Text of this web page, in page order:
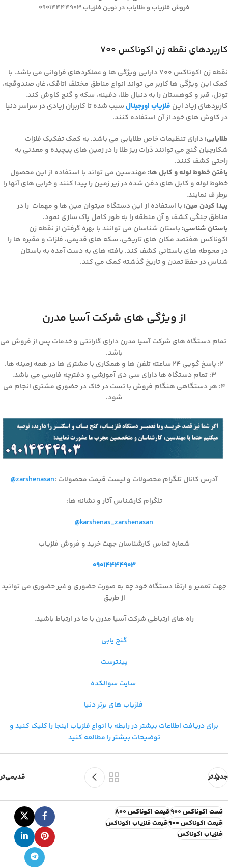
فروش فلزیاب و طلایاب در نوین فلزیاب 09014444903
کاربردهای نقطه زن اکوناکس 700
نقطه زن اکوناکس 700 دارایی ویژگی ها و عملکردهای فراوانی می باشد. با
کمک این ویژگی ها کاربر می تواند انواع مناطق مختلف اتاقک، غار، صندوقچه،
تونل، قبر و کوهستان را به دنبال طلا، دفینه، سکه و گنج کاوش کند.
کاربردهای زیاد این فلزیاب اورجینالسبب شده تا کاربران زیادی در سراسر دنیا
در کاوش های خود از آن استفاده کنند.
طلایابی: دارای تنظیمات خاص طلایابی می باشد. به کمک تفکیک فلزات
شکارچیان گنج می توانند ذرات ریز طلا را در زمین های پیچیده و معدنی به
راحتی کشف کنند.
یافتن خطوط لوله و کابل ها: مهندسین می تواند با استفاده از این محصول
خطوط لوله و کابل های دفن شده در زیر زمین را پیدا کنند و خرابی های آنها را
برطر ف نمایند.
پیدا کردن مین: با استفاده از این دستگاه میتوان مین ها و مهمات را در
مناطق جنگی کشف و آن منطقه را به طور کامل پاک سازی نمود.
باستان شناسی: باستان شناسان می توانند با بهره گرفتن از نقطه زن
اکوناکس هفتصد مکان های تاریخی، سکه های قدیمی، فلزات و مقبره ها را
در محوطه های باستانی کشف کند. یافته های به دست آمده به باستان
شناس در حفظ تمدن و تاریخ گذشته کمک می کند.
از ویژگی های شرکت آسیا مدرن
تمام دستگاه های شرکت آسیا مدرن دارای گارانتی و خدمات پس از فروش می
باشد.
۲: پاسخ گویی ۲۴ ساعته تلفن ها و همکاری با مشتری ها در همه زمینه ها.
۳: تمام دستگاه ها دارای سی دی آموزشی و دفترچه فارسی می باشد.
۴: هر دستگاهی هنگام فروش با تست در خاک در حضوری مشتری انجام می
شود.
آدرس کانال تلگرام محصولات و لیست قیمت محصولات :
@zarshenasan
تلگرام کارشناس آثار و نشانه ها:
@karshenas_zarshenasan
شماره تماس کارشناسان جهت خرید و فروش فلزیاب
۰۹۰۱۴۴۴۴۹۰۳
جهت تعمیر و ارتقا دستگاه خود چه به صورت حضوری و غیر حضوری می توانید
از طریق
راه های ارتباطی شرکت آسیا مدرن با ما در ارتباط باشید.
گنج یابی
پینترست
سایت سوالکده
فلزیاب های برتر دنیا
برای دریافت اطلاعات بیشتر در رابطه با انواع فلزیاب اینجا را کلیک کنید و
توضیحات بیشتر را مطالعه کنید
جدیدتر قدیمی‌تر
تست اکوناکس 900
قیمت اکوناکس 800
قیمت اکوناکس 900
قیمت فلزیاب اکوناکس
فلزیاب اکوناکس